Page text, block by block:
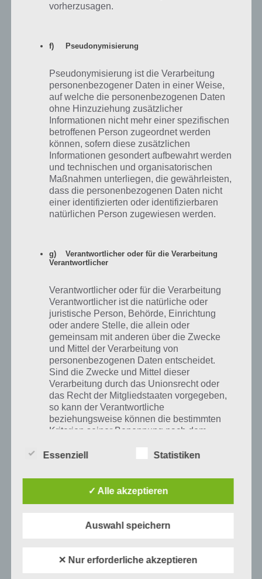
100 Floors – Level 88 – Lösung
In Level 88 von 100 Floors musst du lediglich die Hüte an die richtige
Stelle platzieren, damit die Kugel das Ziel erreicht. Dazu musst du
den Hut oben rechts einmal umdrehen. Den Hut oben links musst
du nach unten ziehen, damit der Wind von der Klimaanlage die Kugel
nicht aus der Bahn wirft. Den mittleren Hut auf der rechten Seite
musst du nun noch etwas nach links ziehen.
Die Lösung von Level 88 geht nun so, dass du die Kugel in den Hut
oben rechts reinlegst. Hast du alles richtig gemacht, sollte die Kugel
das Ziel erreichen und die Tür geht auf. Hier die Lösung nochmal als
100 Floors – Level 89 – Lösung
musst die Buttons auf der Tür in der richtigen Reihenfolge anklicken.
Wir beginnen beim Pfeil, also bei “Se” oben in der Mitte. Nun klicken
vorherzusagen.
f) Pseudonymisierung
Pseudonymisierung ist die Verarbeitung
personenbezogener Daten in einer Weise,
auf welche die personenbezogenen Daten
ohne Hinzuziehung zusätzlicher
Informationen nicht mehr einer spezifischen
betroffenen Person zugeordnet werden
können, sofern diese zusätzlichen
Informationen gesondert aufbewahrt werden
und technischen und organisatorischen
Maßnahmen unterliegen, die gewährleisten,
dass die personenbezogenen Daten nicht
einer identifizierten oder identifizierbaren
natürlichen Person zugewiesen werden.
g) Verantwortlicher oder für die Verarbeitung
Verantwortlicher
Verantwortlicher oder für die Verarbeitung
Verantwortlicher ist die natürliche oder
juristische Person, Behörde, Einrichtung
oder andere Stelle, die allein oder
gemeinsam mit anderen über die Zwecke
und Mittel der Verarbeitung von
personenbezogenen Daten entscheidet.
Sind die Zwecke und Mittel dieser
Verarbeitung durch das Unionsrecht oder
das Recht der Mitgliedstaaten vorgegeben,
so kann der Verantwortliche
beziehungsweise können die bestimmten
Kriterien seiner Benennung nach dem
Mitgliedstaaten vorgesehen werden.
h) Auftragsverarbeiter
Auftragsverarbeiter ist eine natürliche oder
juristische Person, Behörde, Einrichtung
Daten im Auftrag des Verantwortlichen
Essenziell Statistiken
✓ Alle akzeptieren
Auswahl speichern
✕ Nur erforderliche akzeptieren